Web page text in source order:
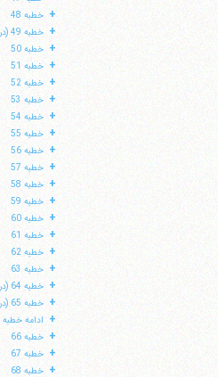
+ خطبه 48
+ خطبه 49 (درس 88)
+ خطبه 50
+ خطبه 51
+ خطبه 52
+ خطبه 53
+ خطبه 54
+ خطبه 55
+ خطبه 56
+ خطبه 57
+ خطبه 58
+ خطبه 59
+ خطبه 60
+ خطبه 61
+ خطبه 62
+ خطبه 63
+ خطبه 64 (درس 93)
+ خطبه 65 (درس 94)
+ ادامه خطبه 65
+ خطبه 66
+ خطبه 67
+ خطبه 68